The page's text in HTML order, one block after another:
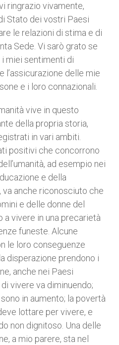
ringrazio vivamente,
Stato dei vostri Paesi
le relazioni di stima e di
Sede. Vi sarò grato se
miei sentimenti di
l’assicurazione delle mie
e i loro connazionali.
vive in questo
della propria storia,
in vari ambiti.
positivi che concorrono
ad esempio nei
e della
va anche riconosciuto che
e delle donne del
vivere in una precarietà
funeste. Alcune
le loro conseguenze
disperazione prendono i
anche nei Paesi
vivere va diminuendo;
in aumento; la povertà
lottare per vivere, e
non dignitoso. Una delle
a mio parere, sta nel